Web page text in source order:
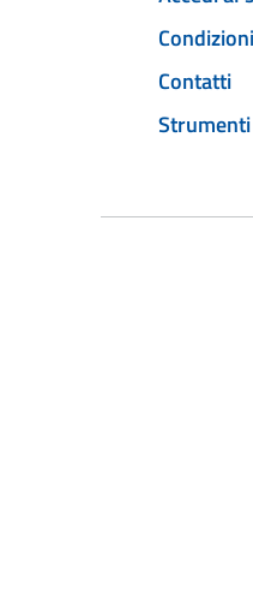
Contatti